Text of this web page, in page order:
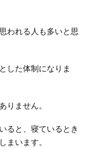
われる人も多いと思
した体制になりま
りません。
ると、寝ているとき
まいます。